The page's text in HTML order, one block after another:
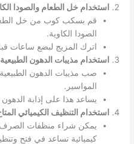
استخدام خل الطعام والصودا
قم بسكب كوب من خل
الصودا الكاوية.
اترك المزيج لبضع ساعات
استخدام مذيبات الدهون
صب مذيبات الدهون
المواسير.
يساعد هذا على إذابة
استخدام التنظيف الكيميائي
يمكن شراء منظفات الصرف
كيميائية تساعد في فتح